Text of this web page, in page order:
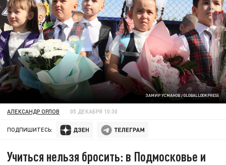
ЗАМИР УСМАНОВ / GLOBALLOOKPRESS
АЛЕКСАНДР ОРЛОВ 05 ДЕКАБРЯ 10:30
ПОДПИШИТЕСЬ:
Учиться нельзя бросить: в Подмосковье и